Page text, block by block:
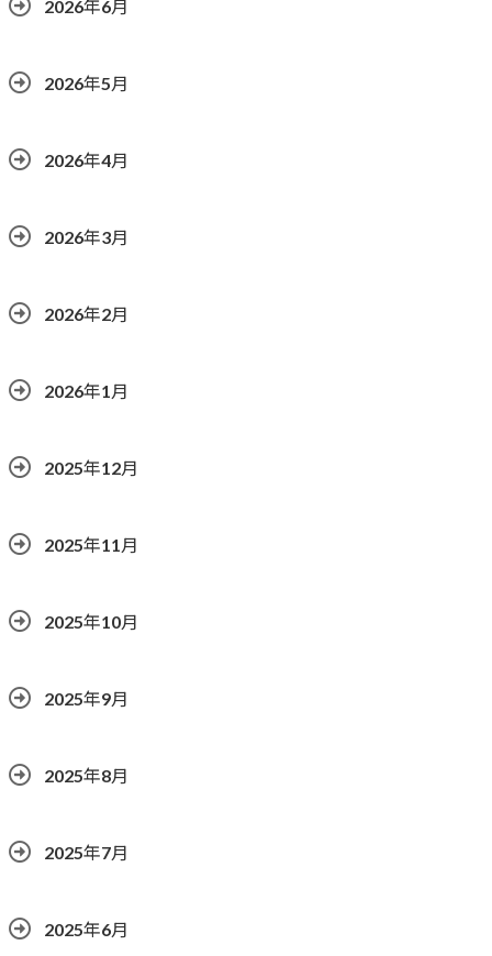
2026年6月
2026年5月
2026年4月
2026年3月
2026年2月
2026年1月
2025年12月
2025年11月
2025年10月
2025年9月
2025年8月
2025年7月
2025年6月